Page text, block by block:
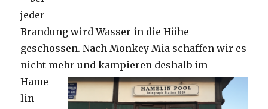
jeder
Brandung wird Wasser in die Höhe
geschossen. Nach Monkey Mia schaffen wir es
nicht mehr und kampieren deshalb im
Hame
lin